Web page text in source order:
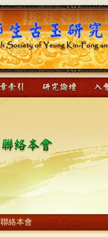
聯絡本會